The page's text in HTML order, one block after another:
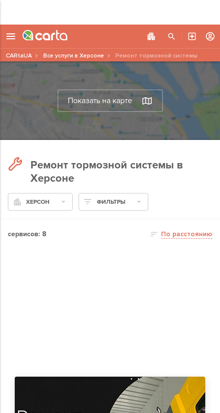
Показать на карте
CARtaUA Все услуги в Херсоне Ремонт тормозной системы
Ремонт тормозной системы в
Херсоне
ХЕРСОН ФИЛЬТРЫ
сервисов: 8 По расстоянию